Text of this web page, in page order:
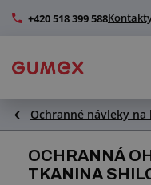
+420 518 399 588
Hadice a jejich
Profily a výroba těsnění
Ochranné návleky na
OCHRANNÁ
TKANINA